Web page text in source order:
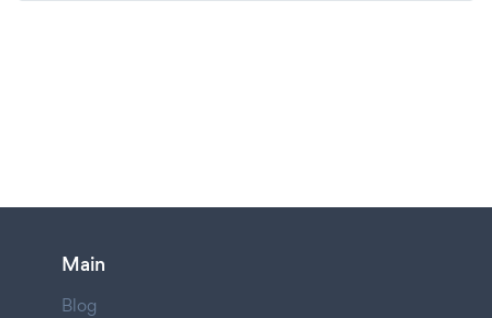
Main
Blog